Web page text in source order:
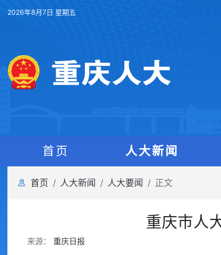
2026年8月7日 星期五
首页 人大新闻
首页 人大新闻 人大要闻 正文
重庆市人
来源： 重庆日报